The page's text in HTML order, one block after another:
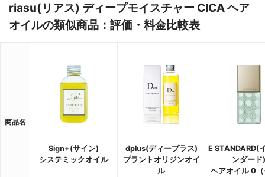
riasu(リアス) ディープモイスチャー CICA ヘア
オイルの類似商品：評価・料金比較表
商品名
Sign+(サイン)
システミックオイル
dplus(ディープラス)
プラントオリジンオイ
ル
E STANDARD(
ンダード)
ヘアオイル 0